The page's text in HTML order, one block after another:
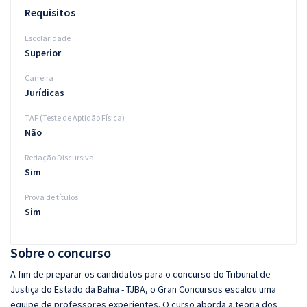
Sobre o concurso
A fim de preparar os candidatos para o concurso do Tribunal de
Justiça do Estado da Bahia - TJBA, o Gran Concursos escalou uma
equipe de professores experientes. O curso aborda a teoria dos
Requisitos
Escolaridade
Superior
Carreira
Jurídicas
TAF (Teste de Aptidão Física)
Não
Redação Discursiva
Sim
Prova de títulos
Sim